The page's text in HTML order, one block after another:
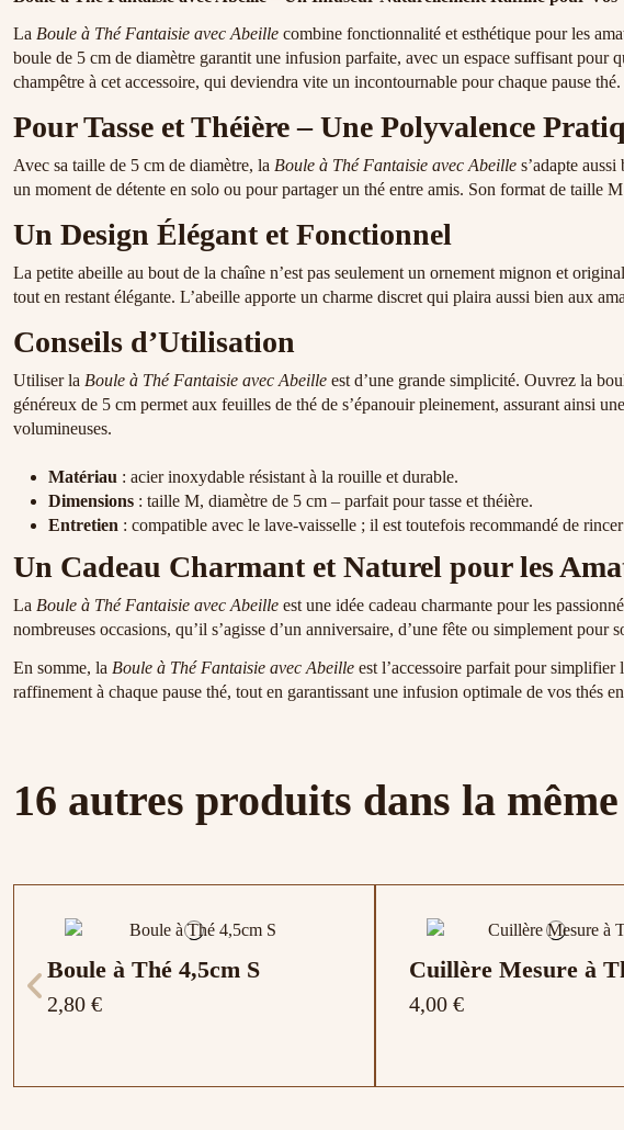
La Boule à Thé Fantaisie avec Abeille combine fonctionnalité et esthétique pour les
boule de 5 cm de diamètre garantit une infusion parfaite, avec un espace suffisant
champêtre à cet accessoire, qui deviendra vite un incontournable pour chaque pause thé.
Pour Tasse et Théière – Une Polyvalence
Avec sa taille de 5 cm de diamètre, la Boule à Thé Fantaisie avec Abeille s’adapte
un moment de détente en solo ou pour partager un thé entre amis. Son format de taille
Un Design Élégant et Fonctionnel
La petite abeille au bout de la chaîne n’est pas seulement un ornement mignon et
tout en restant élégante. L’abeille apporte un charme discret qui plaira aussi bien aux
Conseils d’Utilisation
Utiliser la Boule à Thé Fantaisie avec Abeille est d’une grande simplicité. Ouvrez la
généreux de 5 cm permet aux feuilles de thé de s’épanouir pleinement, assurant ainsi
volumineuses.
Matériau : acier inoxydable résistant à la rouille et durable.
Dimensions : taille M, diamètre de 5 cm – parfait pour tasse et théière.
Entretien : compatible avec le lave-vaisselle ; il est toutefois recommandé de
Un Cadeau Charmant et Naturel pour les
La Boule à Thé Fantaisie avec Abeille est une idée cadeau charmante pour les
nombreuses occasions, qu’il s’agisse d’un anniversaire, d’une fête ou simplement pour
En somme, la Boule à Thé Fantaisie avec Abeille est l’accessoire parfait pour
raffinement à chaque pause thé, tout en garantissant une infusion optimale de vos thés
16 autres produits dans la
Boule à Thé 4,5cm S
2,80 €
Cuillère Mesure à
4,00 €